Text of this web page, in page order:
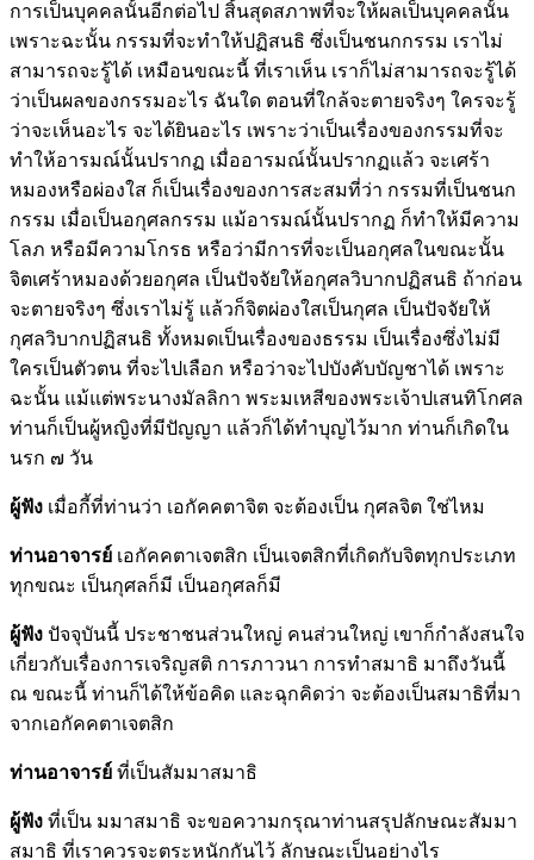
การเป็นบุคคลนั้นอีกต่อไป สิ้นสุดสภาพที่จะให้ผลเป็นบุคคลนั้น
เพราะฉะนั้น กรรมที่จะทำให้ปฏิสนธิ ซึ่งเป็นชนกกรรม เราไม่
สามารถจะรู้ได้ เหมือนขณะนี้ ที่เราเห็น เราก็ไม่สามารถจะรู้ได้
ว่าเป็นผลของกรรมอะไร ฉันใด ตอนที่ใกล้จะตายจริงๆ ใครจะรู้
ว่าจะเห็นอะไร จะได้ยินอะไร เพราะว่าเป็นเรื่องของกรรมที่จะ
ทำให้อารมณ์นั้นปรากฏ เมื่ออารมณ์นั้นปรากฏแล้ว จะเศร้า
หมองหรือผ่องใส ก็เป็นเรื่องของการสะสมที่ว่า กรรมที่เป็นชนก
กรรม เมื่อเป็นอกุศลกรรม แม้อารมณ์นั้นปรากฏ ก็ทำให้มีความ
โลภ หรือมีความโกรธ หรือว่ามีการที่จะเป็นอกุศลในขณะนั้น
จิตเศร้าหมองด้วยอกุศล เป็นปัจจัยให้อกุศลวิบากปฏิสนธิ ถ้าก่อน
จะตายจริงๆ ซึ่งเราไม่รู้ แล้วก็จิตผ่องใสเป็นกุศล เป็นปัจจัยให้
กุศลวิบากปฏิสนธิ ทั้งหมดเป็นเรื่องของธรรม เป็นเรื่องซึ่งไม่มี
ใครเป็นตัวตน ที่จะไปเลือก หรือว่าจะไปบังคับบัญชาได้ เพราะ
ฉะนั้น แม้แต่พระนางมัลลิกา พระมเหสีของพระเจ้าปเสนทิโกศล
ท่านก็เป็นผู้หญิงที่มีปัญญา แล้วก็ได้ทำบุญไว้มาก ท่านก็เกิดใน
นรก ๗ วัน
ผู้ฟัง เมื่อกี้ที่ท่านว่า เอกัคคตาจิต จะต้องเป็น กุศลจิต ใช่ไหม
ท่านอาจารย์ เอกัคคตาเจตสิก เป็นเจตสิกที่เกิดกับจิตทุกประเภท
ทุกขณะ เป็นกุศลก็มี เป็นอกุศลก็มี
ผู้ฟัง ปัจจุบันนี้ ประชาชนส่วนใหญ่ คนส่วนใหญ่ เขาก็กำลังสนใจ
เกี่ยวกับเรื่องการเจริญสติ การภาวนา การทำสมาธิ มาถึงวันนี้
ณ ขณะนี้ ท่านก็ได้ให้ข้อคิด และฉุกคิดว่า จะต้องเป็นสมาธิที่มา
จากเอกัคคตาเจตสิก
ท่านอาจารย์ ที่เป็นสัมมาสมาธิ
ผู้ฟัง ที่เป็น มมาสมาธิ จะขอความกรุณาท่านสรุปลักษณะสัมมา
สมาธิ ที่เราควรจะตระหนักกันไว้ ลักษณะเป็นอย่างไร